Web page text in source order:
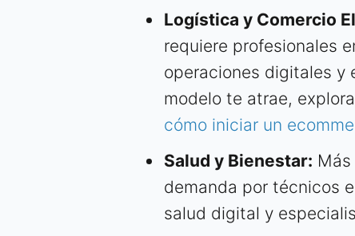
Logística y Comercio
requiere profesionales
operaciones digitales y
modelo te atrae,
cómo iniciar un
Salud y Bienestar:
demanda por técnicos
salud digital y